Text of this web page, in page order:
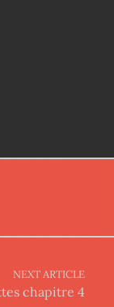
NEXT ARTICLE
chapitre 4